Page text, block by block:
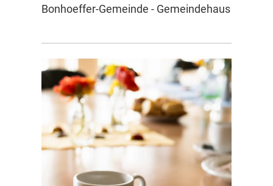
Bonhoeffer-Gemeinde - Gemeindehaus